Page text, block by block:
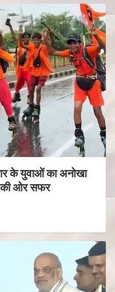
के युवाओं का अनोखा
की ओर सफर